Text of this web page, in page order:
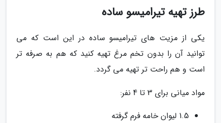
طرز تهیه تیرامیسو ساده
یکی از مزیت های تیرامیسو ساده در این است که می
توانید آن را بدون تخم مرغ تهیه کنید که هم به صرفه تر
است و هم راحت تر تهیه می گردد.
مواد میانی برای 3 تا 4 نفر:
1.5 لیوان خامه فرم گرفته